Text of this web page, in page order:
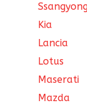
Kia
Lancia
Lotus
Maserati
Mazda